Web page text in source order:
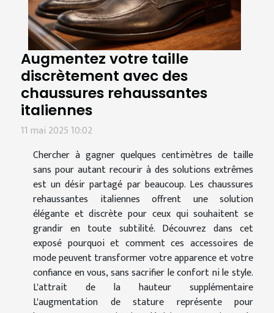
Augmentez votre taille
discrètement avec des
chaussures rehaussantes
italiennes
11 mai 2025 10:02
Chercher à gagner quelques centimètres de taille
sans pour autant recourir à des solutions extrêmes
est un désir partagé par beaucoup. Les chaussures
rehaussantes italiennes offrent une solution
élégante et discrète pour ceux qui souhaitent se
grandir en toute subtilité. Découvrez dans cet
exposé pourquoi et comment ces accessoires de
mode peuvent transformer votre apparence et votre
confiance en vous, sans sacrifier le confort ni le style.
L'attrait de la hauteur supplémentaire
L'augmentation de stature représente pour